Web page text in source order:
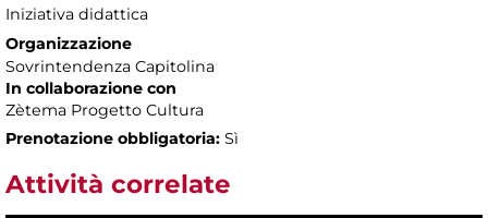
Iniziativa didattica
Organizzazione
Sovrintendenza Capitolina
In collaborazione con
Zètema Progetto Cultura
Prenotazione obbligatoria: Sì
Attività correlate